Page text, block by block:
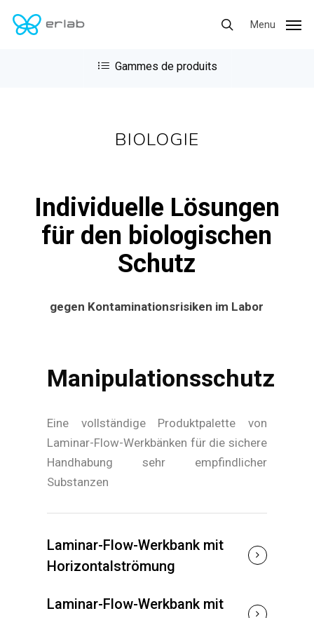
search
Menu
BIOLOGIE
Individuelle Lösungen
für den biologischen
Schutz
gegen Kontaminationsrisiken im Labor
Manipulationsschutz
Eine vollständige Produktpalette von
Laminar-Flow-Werkbänken für die sichere
Handhabung sehr empfindlicher
Substanzen
Laminar-Flow-Werkbank mit
Horizontalströmung
Laminar-Flow-Werkbank mit